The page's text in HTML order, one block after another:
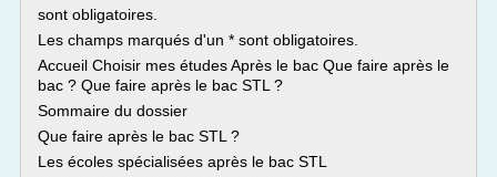
sont obligatoires.
Les champs marqués d'un * sont obligatoires.
Accueil Choisir mes études Après le bac Que faire après le
bac ? Que faire après le bac STL ?
Sommaire du dossier
Que faire après le bac STL ?
Les écoles spécialisées après le bac STL